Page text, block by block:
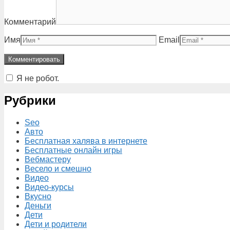
Комментарий
Имя Email
Я не робот.
Рубрики
Seo
Авто
Бесплатная халява в интернете
Бесплатные онлайн игры
Вебмастеру
Весело и смешно
Видео
Видео-курсы
Вкусно
Деньги
Дети
Дети и родители